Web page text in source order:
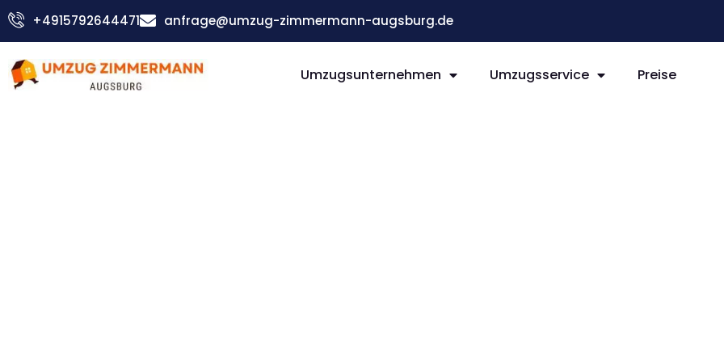
Zum
Inhalt
+4915792644471 anfrage@umzug-zimmermann-augsburg.de
Umzugsunternehmen Umzugsservice Preise